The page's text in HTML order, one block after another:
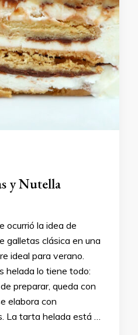
y Nutella
ocurrió la idea de
galletas clásica en una
ideal para verano.
helada lo tiene todo:
preparar, queda con
elabora con
La tarta helada está …